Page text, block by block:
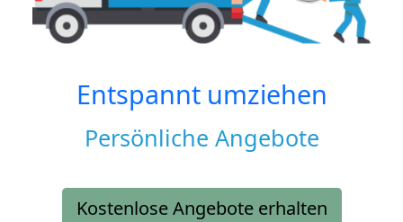
Entspannt umziehen
Persönliche Angebote
Kostenlose Angebote erhalten